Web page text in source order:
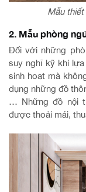
Mẫu
2. Mẫu phòng
Đối với những
suy nghĩ kỹ khi
sinh hoạt mà
dụng những đồ
… Những đồ nội
được thoải mái,